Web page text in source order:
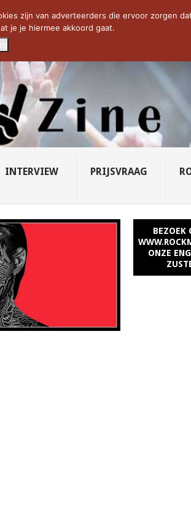
KOMT TERUG IN 0... CD VAN DE WEEK:
INTERVIEW PRIJSVRAAG
BEZOEK
ONZE
zijn van adverteerders die ervoor zorgen
je je hiermee akkoord gaat.